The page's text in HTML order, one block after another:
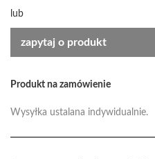
lub
zapytaj o produkt
Produkt na zamówienie
Wysyłka ustalana indywidualnie.